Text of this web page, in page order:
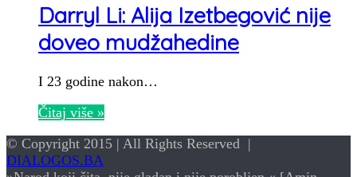
Darryl Li: Alija Izetbegović nije
doveo mudžahedine
I 23 godine nakon…
Čitaj više »
© Copyright 2015 | All Rights Reserved |
DIALOGOS.BA